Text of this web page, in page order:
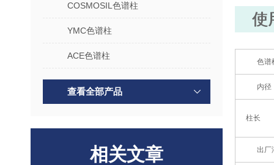
COSMOSIL色谱柱
YMC色谱柱
ACE色谱柱
查看全部产品
相关文章
使
色谱
内径
柱长
出厂